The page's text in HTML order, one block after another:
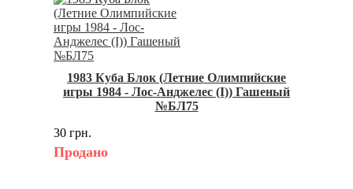
1983 Куба Блок (Летние Олимпийские
игры 1984 - Лос-Анджелес (I)) Гашеный
№БЛ75
30 грн.
Продано